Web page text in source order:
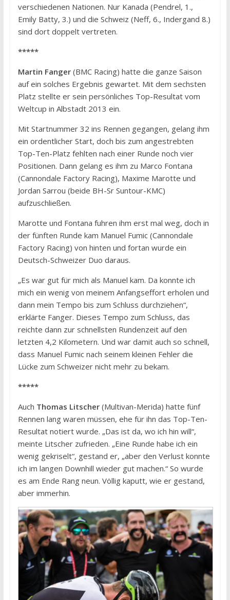
verschiedenen Nationen. Nur Kanada (Pendrel, 1.,
Emily Batty, 3.) und die Schweiz (Neff, 6., Indergand 8.)
sind dort doppelt vertreten.
*****
Martin Fanger (BMC Racing) hatte die ganze Saison
auf ein solches Ergebnis gewartet. Mit dem sechsten
Platz stellte er sein persönliches Top-Resultat vom
Weltcup in Albstadt 2013 ein.
Mit Startnummer 32 ins Rennen gegangen, gelang ihm
ein ordentlicher Start, doch bis zum angestrebten
Top-Ten-Platz fehlten nach einer Runde noch vier
Positionen. Dann gelang es ihm zu Marco Fontana
(Cannondale Factory Racing), Maxime Marotte und
Jordan Sarrou (beide BH-Sr Suntour-KMC)
aufzuschließen.
Marotte und Fontana fuhren ihm erst mal weg, doch in
der fünften Runde kam Manuel Fumic (Cannondale
Factory Racing) von hinten und fortan wurde ein
Deutsch-Schweizer Duo daraus.
„Es war gut für mich als Manuel kam. Da konnte ich
mich ein wenig von meinem Anfangseffort erholen und
dann mein Tempo bis zum Schluss durchziehen“,
erklärte Fanger. Dieses Tempo zum Schluss, das
reichte dann zur schnellsten Rundenzeit auf den
letzten 4,2 Kilometern. Und war damit auch so schnell,
dass Manuel Fumic nach seinem kleinen Fehler die
Lücke zum Schweizer nicht mehr zu bekam.
*****
Auch Thomas Litscher (Multivan-Merida) hatte fünf
Rennen lang waren müssen, ehe für ihn das Top-Ten-
Resultat notiert wurde. „Das ist da, wo ich hin will“,
meinte Litscher zufrieden. „Eine Runde habe ich ein
wenig gekriselt“, gestand er, „aber den Verlust konnte
ich im langen Downhill wieder gut machen.“ So wurde
es am Ende Rang neun. Völlig kaputt, wie er gestand,
aber immerhin.